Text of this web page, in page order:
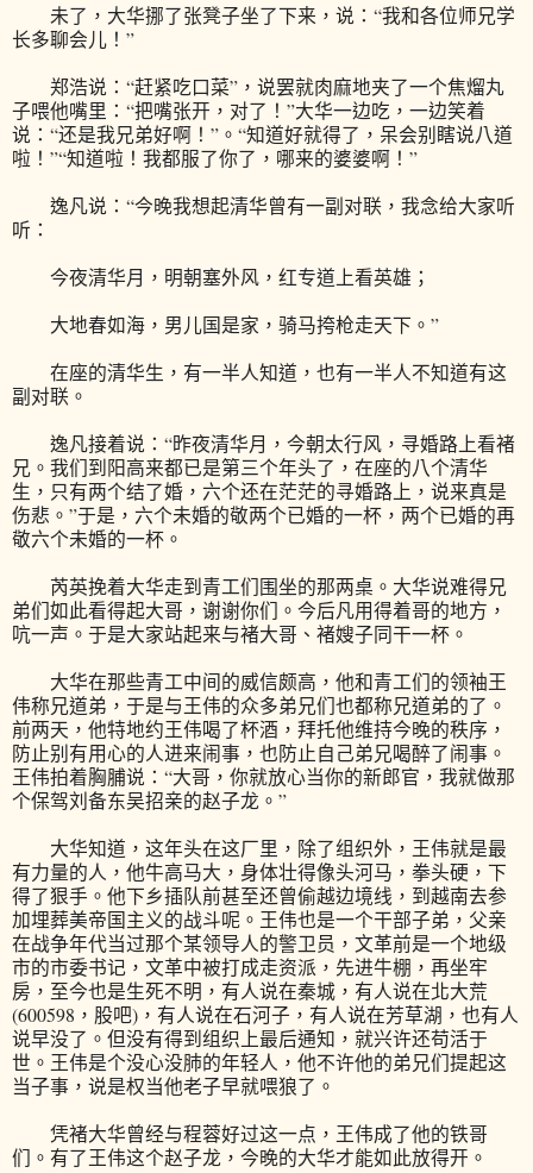
未了，大华挪了张凳子坐了下来，说：“我和各位师兄学
长多聊会儿！”
郑浩说：“赶紧吃口菜”，说罢就肉麻地夹了一个焦熘丸
子喂他嘴里：“把嘴张开，对了！”大华一边吃，一边笑着
说：“还是我兄弟好啊！”。“知道好就得了，呆会别瞎说八道
啦！”“知道啦！我都服了你了，哪来的婆婆啊！”
逸凡说：“今晚我想起清华曾有一副对联，我念给大家听
听：
今夜清华月，明朝塞外风，红专道上看英雄；
大地春如海，男儿国是家，骑马挎枪走天下。”
在座的清华生，有一半人知道，也有一半人不知道有这
副对联。
逸凡接着说：“昨夜清华月，今朝太行风，寻婚路上看褚
兄。我们到阳高来都已是第三个年头了，在座的八个清华
生，只有两个结了婚，六个还在茫茫的寻婚路上，说来真是
伤悲。”于是，六个未婚的敬两个已婚的一杯，两个已婚的再
敬六个未婚的一杯。
芮英挽着大华走到青工们围坐的那两桌。大华说难得兄
弟们如此看得起大哥，谢谢你们。今后凡用得着哥的地方，
吭一声。于是大家站起来与褚大哥、褚嫂子同干一杯。
大华在那些青工中间的威信颇高，他和青工们的领袖王
伟称兄道弟，于是与王伟的众多弟兄们也都称兄道弟的了。
前两天，他特地约王伟喝了杯酒，拜托他维持今晚的秩序，
防止别有用心的人进来闹事，也防止自己弟兄喝醉了闹事。
王伟拍着胸脯说：“大哥，你就放心当你的新郎官，我就做那
个保驾刘备东吴招亲的赵子龙。”
大华知道，这年头在这厂里，除了组织外，王伟就是最
有力量的人，他牛高马大，身体壮得像头河马，拳头硬，下
得了狠手。他下乡插队前甚至还曾偷越边境线，到越南去参
加埋葬美帝国主义的战斗呢。王伟也是一个干部子弟，父亲
在战争年代当过那个某领导人的警卫员，文革前是一个地级
市的市委书记，文革中被打成走资派，先进牛棚，再坐牢
房，至今也是生死不明，有人说在秦城，有人说在北大荒
(600598，股吧)，有人说在石河子，有人说在芳草湖，也有人
说早没了。但没有得到组织上最后通知，就兴许还苟活于
世。王伟是个没心没肺的年轻人，他不许他的弟兄们提起这
当子事，说是权当他老子早就喂狼了。
凭褚大华曾经与程蓉好过这一点，王伟成了他的铁哥
们。有了王伟这个赵子龙，今晚的大华才能如此放得开。